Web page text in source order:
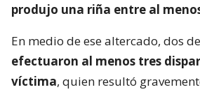
produjo una riña entre al
En medio de ese altercado, dos
efectuaron al menos tres
víctima, quien resultó